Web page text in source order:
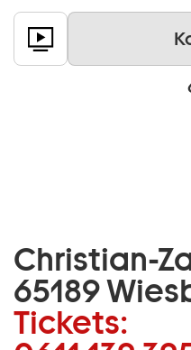
Christian-
65189
Tickets: